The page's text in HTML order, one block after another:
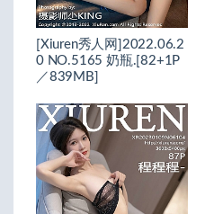
[Xiuren秀人网]2022.06.2
0 NO.5165 奶瓶.[82+1P
／839MB]